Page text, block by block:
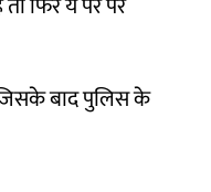
जिसके बाद पुलिस के